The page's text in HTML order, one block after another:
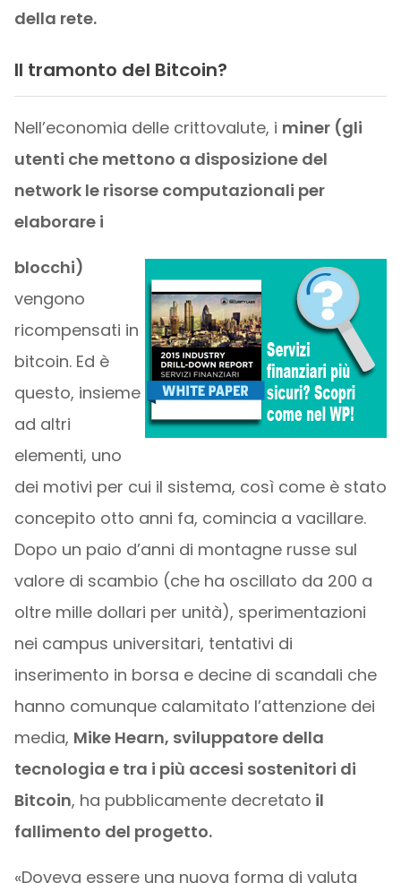
della rete.
Il tramonto del Bitcoin?
Nell’economia delle crittovalute, i miner (gli
utenti che mettono a disposizione del
network le risorse computazionali per
elaborare i
blocchi)
vengono
ricompensati in
bitcoin. Ed è
questo, insieme
ad altri
elementi, uno
dei motivi per cui il sistema, così come è stato
concepito otto anni fa, comincia a vacillare.
Dopo un paio d’anni di montagne russe sul
valore di scambio (che ha oscillato da 200 a
oltre mille dollari per unità), sperimentazioni
nei campus universitari, tentativi di
inserimento in borsa e decine di scandali che
hanno comunque calamitato l’attenzione dei
media, Mike Hearn, sviluppatore della
tecnologia e tra i più accesi sostenitori di
Bitcoin, ha pubblicamente decretato il
fallimento del progetto.
«Doveva essere una nuova forma di valuta